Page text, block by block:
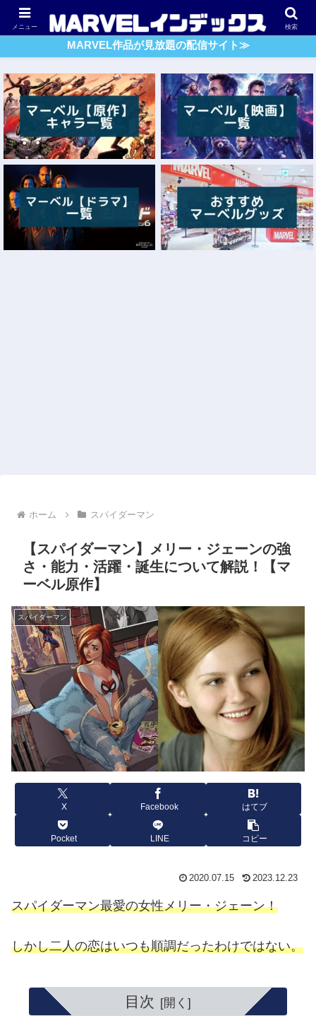
アベンジャーズ スパイダーマン ガーディアンズ・O・G
MARVEL作品が見放題の配信サイト≫
ホーム スパイダーマン
【スパイダーマン】メリー・ジェーンの強
さ・能力・活躍・誕生について解説！【マ
ーベル原作】
スパイダーマン
X Facebook はてブ
Pocket LINE コピー
2020.07.15 2023.12.23
スパイダーマン最愛の女性メリー・ジェーン！
しかし二人の恋はいつも順調だったわけではない。
目次
メニュー 検索